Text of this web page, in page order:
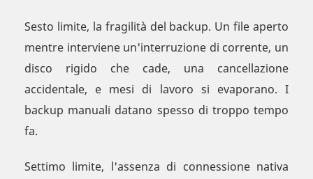
Sesto limite, la fragilità del backup. Un file aperto
mentre interviene un'interruzione di corrente, un
disco rigido che cade, una cancellazione
accidentale, e mesi di lavoro si evaporano. I
backup manuali datano spesso di troppo tempo
fa.
Settimo limite, l'assenza di connessione nativa